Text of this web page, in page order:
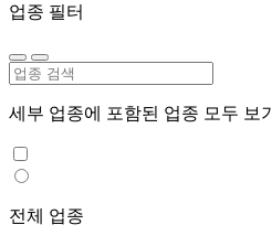
업종 필터
세부 업종에 포함된 업종 모두 보기
전체 업종